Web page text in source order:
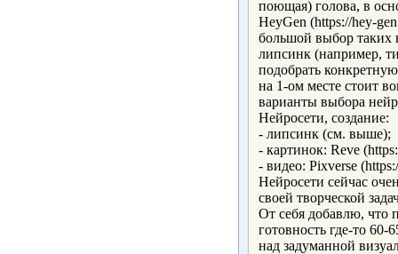
поющая) голова, в
HeyGen (https://hey-
большой выбор таких
липсинк (например,
подобрать
на 1-ом месте стоит
варианты выбора
Нейросети, создание:
- липсинк (см. выше);
- картинок: Reve
- видео: Pixverse
Нейросети сейчас
своей творческой
От себя добавлю, что
готовность где-то 60-
над задуманной